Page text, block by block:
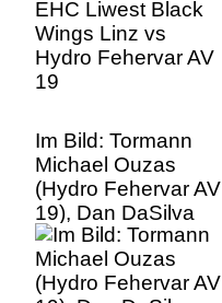
Im Bild: Tormann
Michael Ouzas
(Hydro Fehervar AV
19), Dan DaSilva
(EHC Liwest Black
Wings Linz) erzielt
das 5 zu 1,